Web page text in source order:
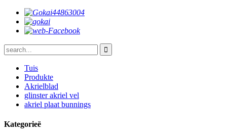
Tuis
Produkte
Akrielblad
glinster akriel vel
akriel plaat bunnings
Kategorieë